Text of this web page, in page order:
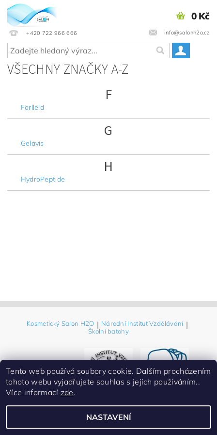
+420 722 966 666 info@salonh2o.cz
0 Kč
VŠECHNY ZNAČKY A-Z
F
Forlle'd
G
Gelavis
H
HydroPeptide
Kosmetický Salon H2O | Národní Institut Vzdělávání |
Školní batohy
2026 ©Eshop-Salon H2O prodej kosmetiky, všechna práva vyhrazena
Tento web používá soubory cookie. Dalším procházením
tohoto webu vyjadřujete souhlas s jejich používáním..
Více informací zde.
NASTAVENÍ